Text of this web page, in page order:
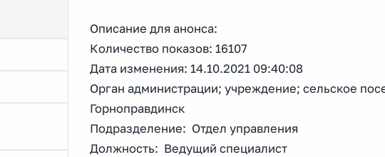
Описание для анонса:
Количество показов: 16107
Дата изменения: 14.10.2021 09:40:08
Орган администрации; учреждение; сельское
Горноправдинск
Подразделение: Отдел управления
Должность: Ведущий специалист